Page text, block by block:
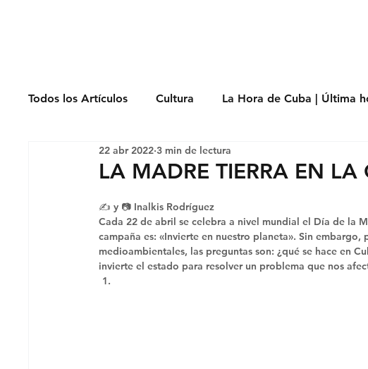
Todos los Artículos Cultura La Hora de Cuba | Última
Economía Feminicidio Entrevistas
Periodismo Política
LA MADRE TIERRA EN
22 abr 2022 3 min de lectura
✍️ y 📷 Inalkis Rodríguez
Cada 22 de abril se celebra a nivel mundial el Día de la
campaña es: «Invierte en nuestro planeta». Sin
medioambientales, las preguntas son: ¿qué se hace en
invierte el estado para resolver un problema que nos